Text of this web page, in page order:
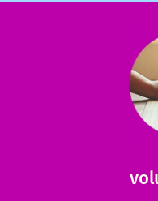
ajudar com certos
saiba